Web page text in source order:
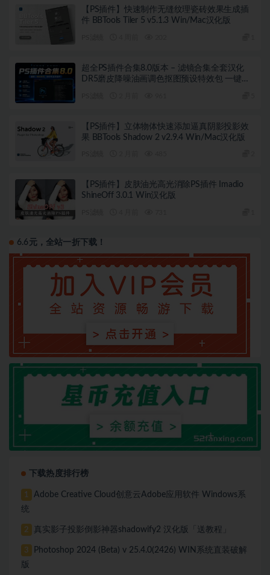
【PS插件】快速制作无缝纹理瓷砖效果生成插
件 BBTools Tiler 5 v5.1.3 Win/Mac汉化版
超全PS插件合集8.0版本 – 滤镜合集全套汉化
DR5磨皮降噪油画调色抠图预设特效包 一键安
【PS插件】立体物体快速添加逼真阴影投影效
果 BBTools Shadow 2 v2.9.4 Win/Mac汉化版
【PS插件】皮肤油光高光消除PS插件 Imadio
ShineOff 3.0.1 Win汉化版
6.6元，全站一折下载！
下载热度排行榜
1
Adobe Creative Cloud创意云Adobe应用软件 Windows系
统
2 真实影子投影倒影神器shadowify2 汉化版「送教程」
3
Photoshop 2024 (Beta) v 25.4.0(2426) WIN系统直装破解
版